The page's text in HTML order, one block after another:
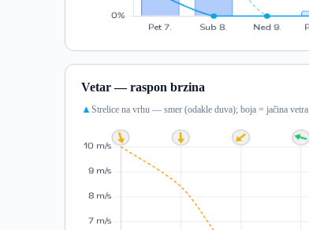
Vetar — raspon brzina
▲Strelice na vrhu — smer (odakle duva); boja = jačina vetra